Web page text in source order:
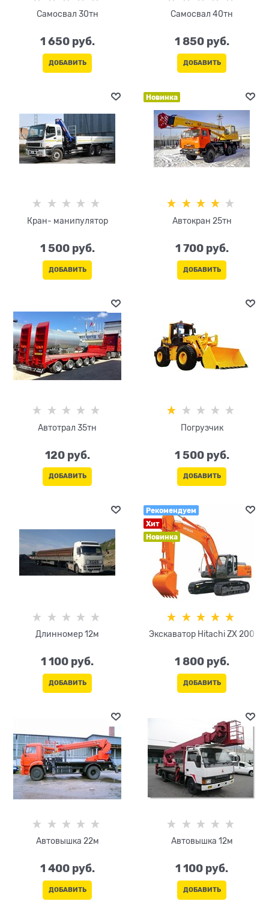
Самосвал 30тн
1 650 руб.
ДОБАВИТЬ
Самосвал 40тн
1 850 руб.
ДОБАВИТЬ
Кран- манипулятор
1 500 руб.
ДОБАВИТЬ
Новинка
Автокран 25тн
1 700 руб.
ДОБАВИТЬ
Автотрал 35тн
120 руб.
ДОБАВИТЬ
Погрузчик
1 500 руб.
ДОБАВИТЬ
Длинномер 12м
1 100 руб.
ДОБАВИТЬ
Рекомендуем
Хит
Новинка
Экскаватор Hitachi ZX 200
1 800 руб.
ДОБАВИТЬ
Автовышка 22м
1 400 руб.
ДОБАВИТЬ
Автовышка 12м
1 100 руб.
ДОБАВИТЬ